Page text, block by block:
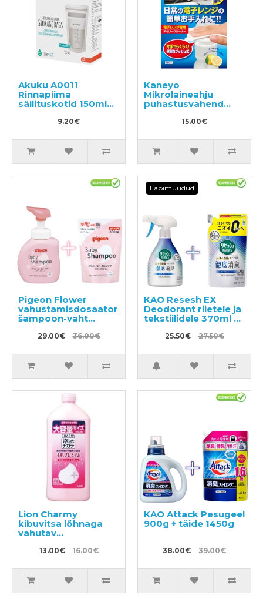
Akuku A0011
Rinnapiima
säilituskotid 150ml
9.20€
Kaneyo
Mikrolaineahju
puhastusvahend
15.00€
Pigeon Flower
vahustamisdosaatoriga
šampoon-vaht
350ml + täide 300ml
29.00€ 36.00€
Läbimüüdud
KAO Resesh EX
Deodorant riietele ja
tekstiilidele 370ml +
täide 320ml
25.50€ 27.50€
Lion Charmy
kibuvitsa lõhnaga
vahutav
täitepakend 550ml
13.00€ 16.00€
KAO Attack Pesugeel
900g + täide 1450g
38.00€ 39.00€